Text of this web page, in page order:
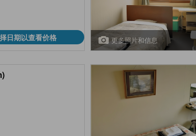
日期以查看价格 更多照片和信息